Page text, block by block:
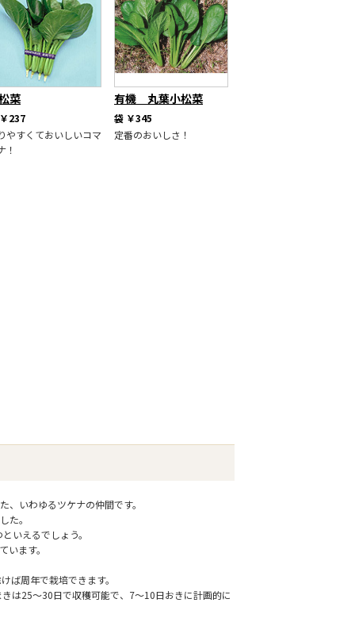
菜
￥237
やすくておいしいコマ
！
有機 丸葉小松菜
袋 ￥345
定番のおいしさ！
いわゆるツケナの仲間です。
た。
いえるでしょう。
ます。
周年で栽培できます。
は25～30日で収穫可能で、7～10日おきに計画的に